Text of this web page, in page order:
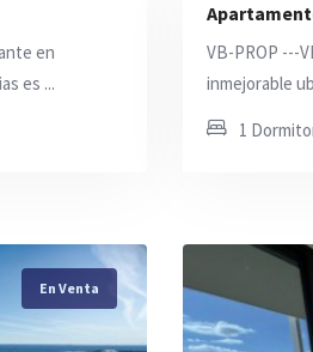
en
es ...
VB-PROP ---
inmejorable
1
En Venta
En VentaEn Venta